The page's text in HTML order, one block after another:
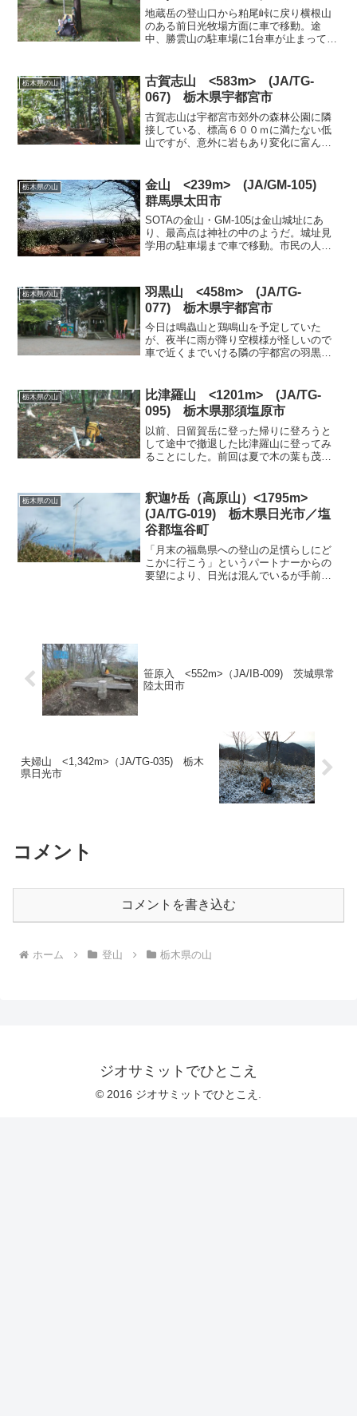
地蔵岳の登山口から粕尾峠に戻り横根山
のある前日光牧場方面に車で移動。途
中、勝雲山の駐車場に1台車が止まってい
行っているのだろうか。（この人と山頂
で遭遇）登山口に到着する...
栃木県の山
古賀志山 <583m> (JA/TG-
067) 栃木県宇都宮市
古賀志山は宇都宮市郊外の森林公園に隣
接している、標高６００ｍに満たない低
山ですが、意外に岩もあり変化に富んだ
に止めて準備していると大きな駐車場が
あいたので、日蔭の木...
栃木県の山
金山 <239m> (JA/GM-105)
群馬県太田市
SOTAの金山・GM-105は金山城址にあ
り、最高点は神社の中のようだ。城址見
学用の駐車場まで車で移動。市民の人が
季節によっては多くの人で賑わう場所の
ようだ。今日はお天...
栃木県の山
羽黒山 <458m> (JA/TG-
077) 栃木県宇都宮市
今日は鳴蟲山と鶏鳴山を予定していた
が、夜半に雨が降り空模様が怪しいので
車で近くまでいける隣の宇都宮の羽黒山
中泊した「ろまっんチック村」から出
発。上河内SA近くから神...
栃木県の山
比津羅山 <1201m> (JA/TG-
095) 栃木県那須塩原市
以前、日留賀岳に登った帰りに登ろうと
して途中で撤退した比津羅山に登ってみ
ることにした。前回は夏で木の葉も茂っ
やめてしまった。今回はコンテスト期間
中なので4局程度は交信で...
栃木県の山
釈迦ｹ岳（高原山）<1795m>
(JA/TG-019) 栃木県日光市／塩
谷郡塩谷町
「月末の福島県への登山の足慣らしにど
こかに行こう」というパートナーからの
要望により、日光は混んでいるが手前な
笹原入 <552m>（JA/IB-009) 茨城県常
陸太田市
夫婦山 <1,342m>（JA/TG-035) 栃木
県日光市
コメント
コメントを書き込む
ホーム 登山 栃木県の山
ジオサミットでひとこえ
© 2016 ジオサミットでひとこえ.